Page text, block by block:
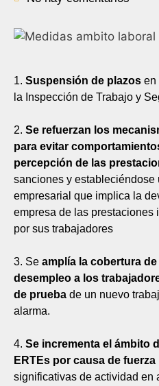
1. Suspensión de plazos en
la Inspección de Trabajo y
2. Se refuerzan los
para evitar
percepción de las
sanciones y estableciéndose
empresarial que implica la
empresa de las prestaciones
por sus trabajadores
3. Se amplía la cobertura
desempleo a los
de prueba de un nuevo
alarma.
4. Se incrementa el ámbito
ERTEs por causa de fuerza
significativas de actividad en